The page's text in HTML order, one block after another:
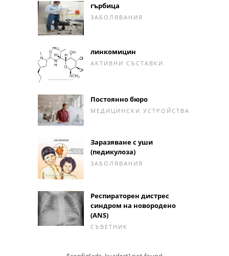
гърбица
ЗАБОЛЯВАНИЯ
линкомицин
АКТИВНИ СЪСТАВКИ
Постоянно бюро
МЕДИЦИНСКИ УСТРОЙСТВА
Заразяване с уши
(педикулоза)
ЗАБОЛЯВАНИЯ
Респираторен дистрес
синдром на новородено
(ANS)
СЪВЕТНИК